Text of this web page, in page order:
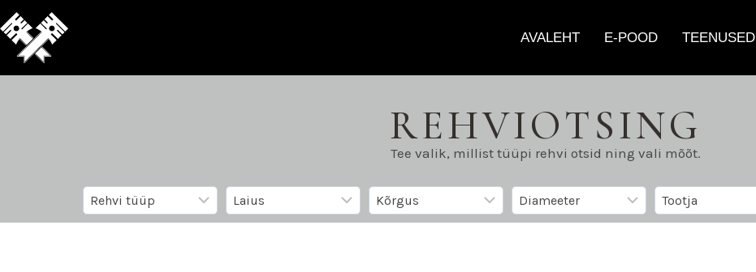
AVALEHT E-POOD TEENUSED
REHVIOTSING
Tee valik, millist tüüpi rehvi otsid ning vali mõõt.